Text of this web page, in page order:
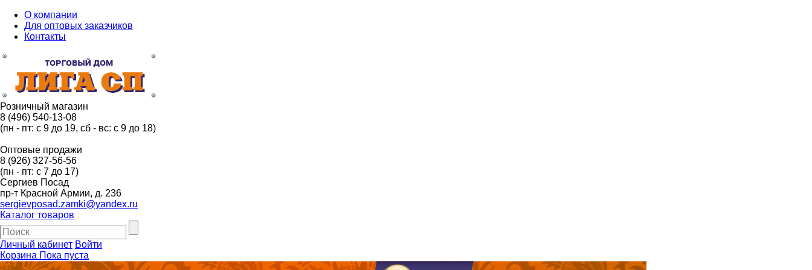
О компании
Для оптовых заказчиков
Контакты
Розничный магазин
8 (496) 540-13-08
(пн - пт: с 9 до 19, сб - вс: с 9 до 18)
Оптовые продажи
8 (926) 327-56-56
(пн - пт: с 7 до 17)
Сергиев Посад
пр-т Красной Армии, д. 236
sergievposad.zamki@yandex.ru
Каталог товаров
Личный кабинет Войти
Корзина Пока пуста